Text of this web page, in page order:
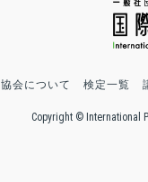
協会について 検定一覧
Copyright © International